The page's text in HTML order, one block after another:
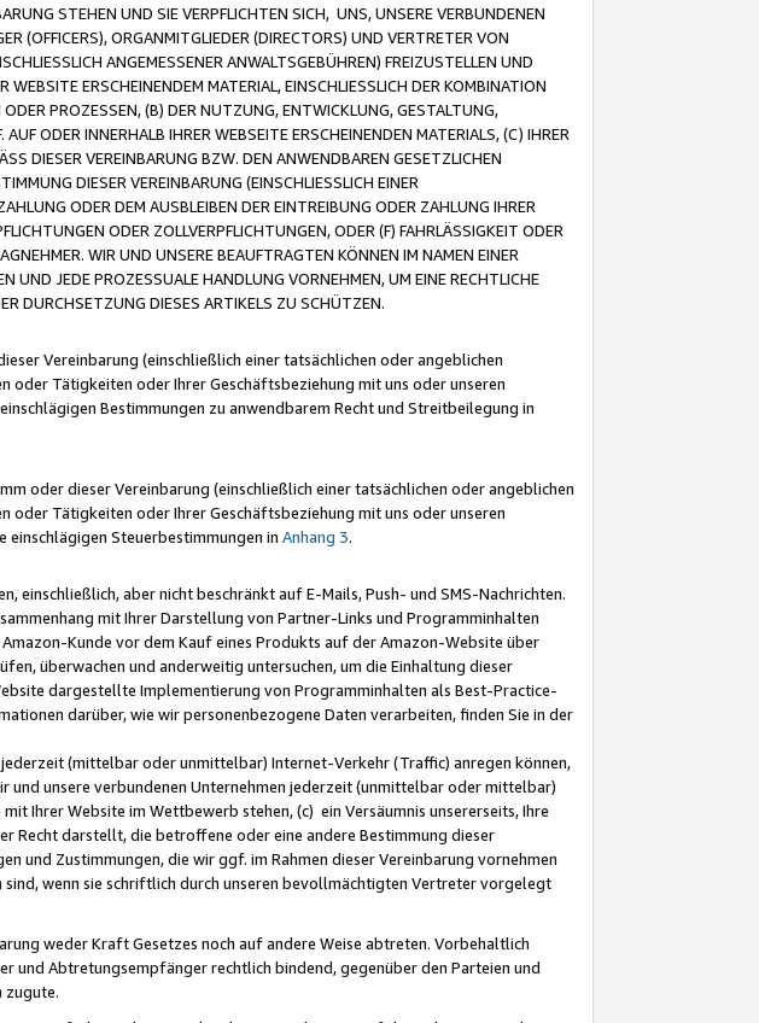
STEHEN UND SIE VERPFLICHTEN SICH, UNS, UNSERE VERBUNDENEN
(OFFICERS), ORGANMITGLIEDER (DIRECTORS) UND VERTRETER VON
ANGEMESSENER ANWALTSGEBÜHREN) FREIZUSTELLEN UND
ERSCHEINENDEM MATERIAL, EINSCHLIESSLICH DER KOMBINATION
PROZESSEN, (B) DER NUTZUNG, ENTWICKLUNG, GESTALTUNG,
ODER INNERHALB IHRER WEBSEITE ERSCHEINENDEN MATERIALS, (C) IHRER
DIESER VEREINBARUNG BZW. DEN ANWENDBAREN GESETZLICHEN
DIESER VEREINBARUNG (EINSCHLIESSLICH EINER
ODER DEM AUSBLEIBEN DER EINTREIBUNG ODER ZAHLUNG IHRER
ODER ZOLLVERPFLICHTUNGEN, ODER (F) FAHRLÄSSIGKEIT ODER
WIR UND UNSERE BEAUFTRAGTEN KÖNNEN IM NAMEN EINER
UND JEDE PROZESSUALE HANDLUNG VORNEHMEN, UM EINE RECHTLICHE
DURCHSETZUNG DIESES ARTIKELS ZU SCHÜTZEN.
Vereinbarung (einschließlich einer tatsächlichen oder angeblichen
oder Tätigkeiten oder Ihrer Geschäftsbeziehung mit uns oder unseren
Bestimmungen zu anwendbarem Recht und Streitbeilegung in
oder dieser Vereinbarung (einschließlich einer tatsächlichen oder angeblichen
oder Tätigkeiten oder Ihrer Geschäftsbeziehung mit uns oder unseren
einschlägigen Steuerbestimmungen in Anhang 3.
aber nicht beschränkt auf E-Mails, Push- und SMS-Nachrichten.
mit Ihrer Darstellung von Partner-Links und Programminhalten
Kunde vor dem Kauf eines Produkts auf der Amazon-Website über
überwachen und anderweitig untersuchen, um die Einhaltung dieser
dargestellte Implementierung von Programminhalten als Best-Practice-
darüber, wie wir personenbezogene Daten verarbeiten, finden Sie in der
(mittelbar oder unmittelbar) Internet-Verkehr (Traffic) anregen können,
und unsere verbundenen Unternehmen jederzeit (unmittelbar oder mittelbar)
Ihrer Website im Wettbewerb stehen, (c) ein Versäumnis unsererseits, Ihre
Recht darstellt, die betroffene oder eine andere Bestimmung dieser
und Zustimmungen, die wir ggf. im Rahmen dieser Vereinbarung vornehmen
wenn sie schriftlich durch unseren bevollmächtigten Vertreter vorgelegt
weder Kraft Gesetzes noch auf andere Weise abtreten. Vorbehaltlich
und Abtretungsempfänger rechtlich bindend, gegenüber den Parteien und
zugute.